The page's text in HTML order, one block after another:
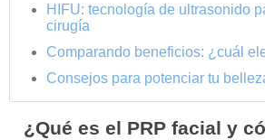
HIFU: tecnología de ultrasonido
cirugía
Comparando beneficios: ¿cuál
Consejos para potenciar tu
¿Qué es el PRP facial y